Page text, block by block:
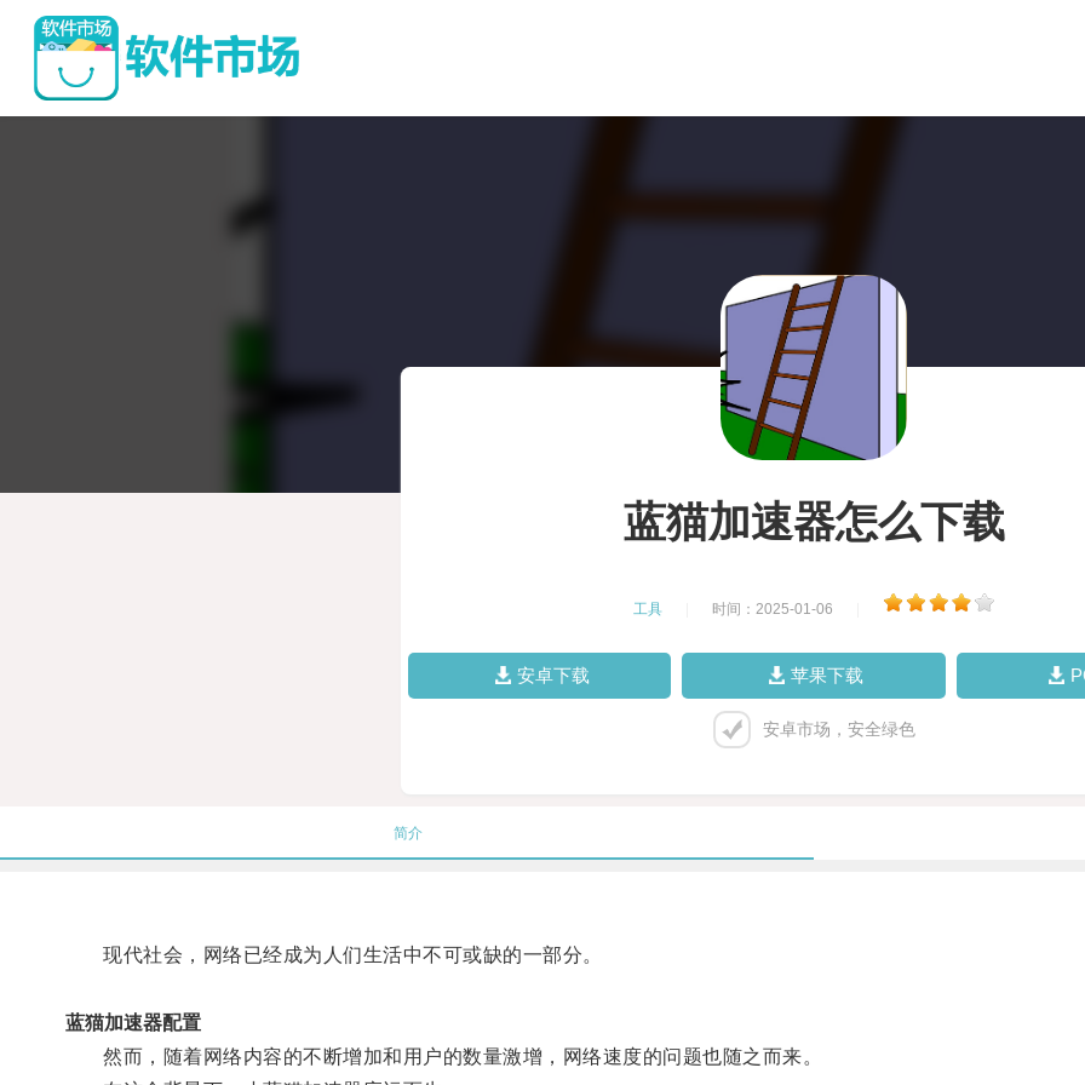
蓝猫加速器怎么下载
工具 时间：2025-01-06
安卓下载 苹果下载
安卓市场，安全绿色
简介
现代社会，网络已经成为人们生活中不可或缺的一部分。
蓝猫加速器配置
然而，随着网络内容的不断增加和用户的数量激增，网络速度的问题也随之而来。